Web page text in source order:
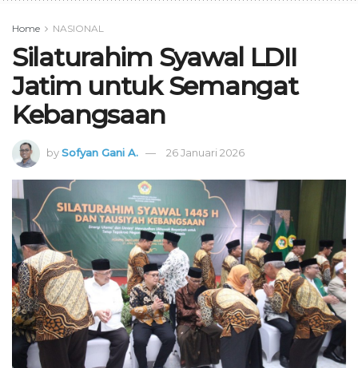
Home NASIONAL
Silaturahim Syawal LDII
Jatim untuk Semangat
Kebangsaan
bySofyan Gani A. 26 Januari 2026